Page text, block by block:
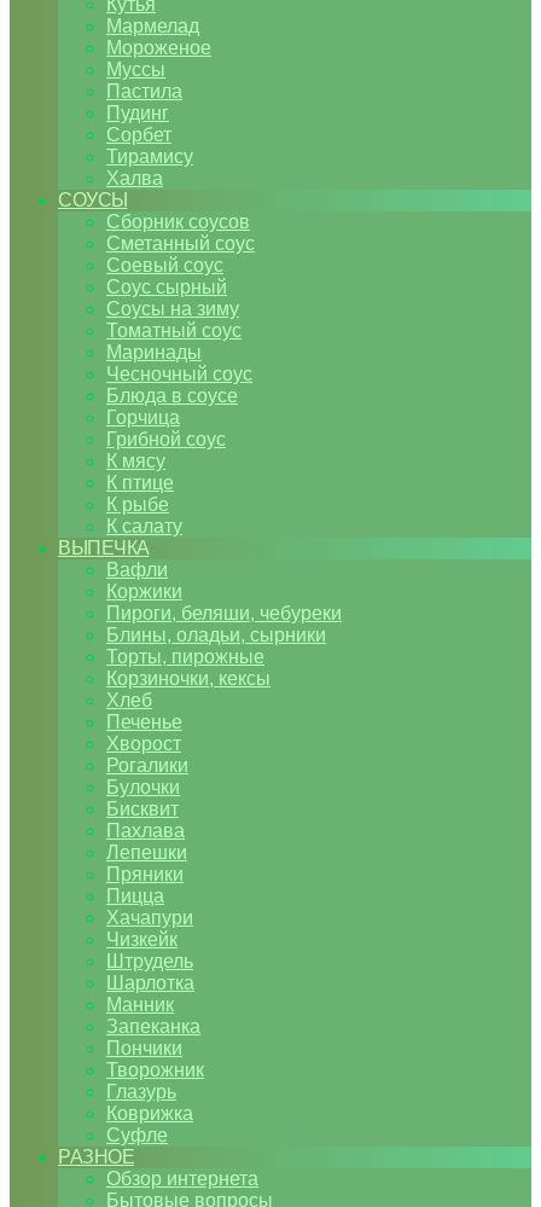
Кутья
Мармелад
Мороженое
Муссы
Пастила
Пудинг
Сорбет
Тирамису
Халва
СОУСЫ
Сборник соусов
Сметанный соус
Соевый соус
Соус сырный
Соусы на зиму
Томатный соус
Маринады
Чесночный соус
Блюда в соусе
Горчица
Грибной соус
К мясу
К птице
К рыбе
К салату
ВЫПЕЧКА
Вафли
Коржики
Пироги, беляши, чебуреки
Блины, оладьи, сырники
Торты, пирожные
Корзиночки, кексы
Хлеб
Печенье
Хворост
Рогалики
Булочки
Бисквит
Пахлава
Лепешки
Пряники
Пицца
Хачапури
Чизкейк
Штрудель
Шарлотка
Манник
Запеканка
Пончики
Творожник
Глазурь
Коврижка
Суфле
РАЗНОЕ
Обзор интернета
Бытовые вопросы